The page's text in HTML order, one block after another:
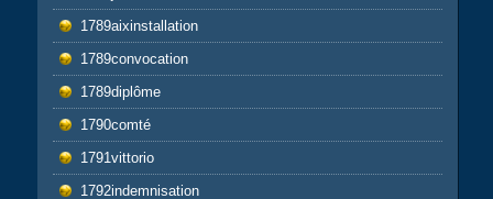
1789aixinstallation
1789convocation
1789diplôme
1790comté
1791vittorio
1792indemnisation